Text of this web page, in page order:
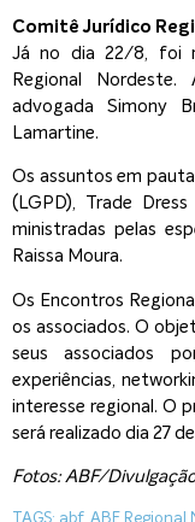
Comitê Jurídico
Já no dia 22/8, foi
Regional
advogada Simony
Lamartine.
Os assuntos em
(LGPD), Trade
ministradas pelas
Raissa Moura.
Os Encontros
os associados. O
seus associados
experiências,
interesse regional. O
será realizado dia 27
Fotos: ABF/Divulgação